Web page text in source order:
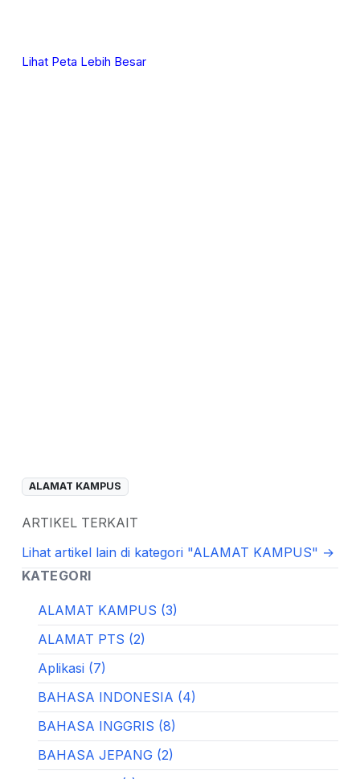
Lihat Peta Lebih Besar
ALAMAT KAMPUS
ARTIKEL TERKAIT
Lihat artikel lain di kategori "ALAMAT KAMPUS" →
KATEGORI
ALAMAT KAMPUS (3)
ALAMAT PTS (2)
Aplikasi (7)
BAHASA INDONESIA (4)
BAHASA INGGRIS (8)
BAHASA JEPANG (2)